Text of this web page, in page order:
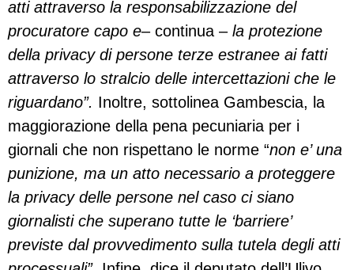
atti attraverso la responsabilizzazione del
procuratore capo e– continua – la protezione
della privacy di persone terze estranee ai fatti
attraverso lo stralcio delle intercettazioni che le
riguardano”. Inoltre, sottolinea Gambescia, la
maggiorazione della pena pecuniaria per i
giornali che non rispettano le norme “non e’ una
punizione, ma un atto necessario a proteggere
la privacy delle persone nel caso ci siano
giornalisti che superano tutte le ‘barriere’
previste dal provvedimento sulla tutela degli atti